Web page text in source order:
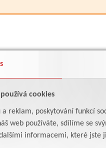
cookies
a reklam, poskytování funkcí
web používáte, sdílíme se
informacemi, které jste